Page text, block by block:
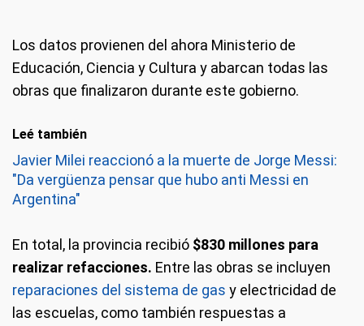
Los datos provienen del ahora Ministerio de
Educación, Ciencia y Cultura y abarcan todas las
obras que finalizaron durante este gobierno.
Leé también
Javier Milei reaccionó a la muerte de Jorge Messi:
"Da vergüenza pensar que hubo anti Messi en
Argentina"
En total, la provincia recibió $830 millones para
realizar refacciones. Entre las obras se incluyen
reparaciones del sistema de gas y electricidad de
las escuelas, como también respuestas a